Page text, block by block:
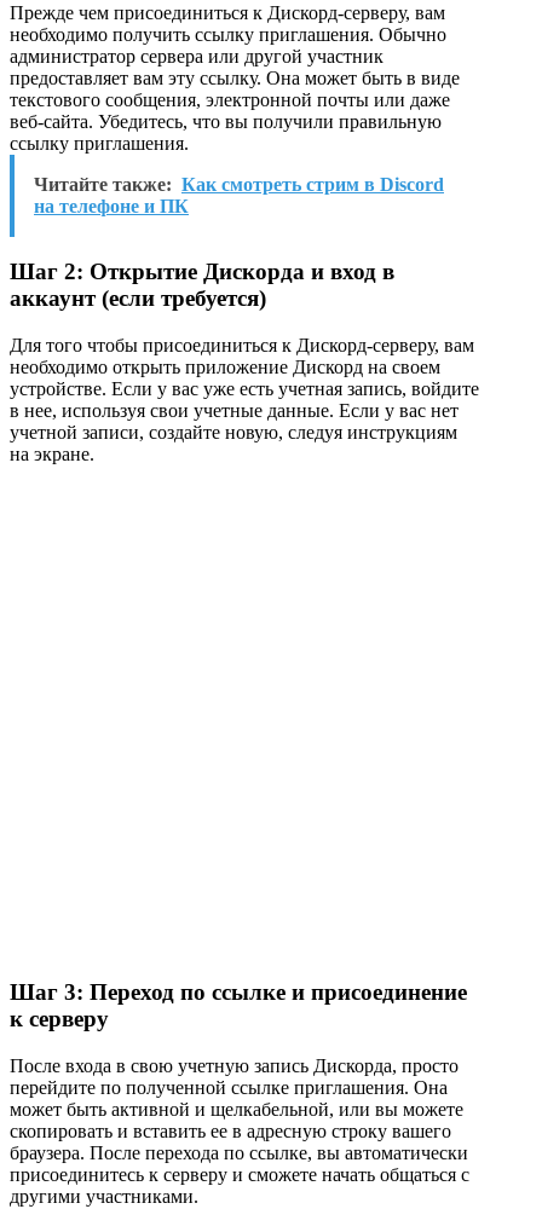
Прежде чем присоединиться к Дискорд-серверу, вам
необходимо получить ссылку приглашения. Обычно
администратор сервера или другой участник
предоставляет вам эту ссылку. Она может быть в виде
текстового сообщения, электронной почты или даже
веб-сайта. Убедитесь, что вы получили правильную
ссылку приглашения.
Читайте также: Как смотреть стрим в Discord
на телефоне и ПК
Шаг 2: Открытие Дискорда и вход в
аккаунт (если требуется)
Для того чтобы присоединиться к Дискорд-серверу, вам
необходимо открыть приложение Дискорд на своем
устройстве. Если у вас уже есть учетная запись, войдите
в нее, используя свои учетные данные. Если у вас нет
учетной записи, создайте новую, следуя инструкциям
на экране.
Шаг 3: Переход по ссылке и присоединение
к серверу
После входа в свою учетную запись Дискорда, просто
перейдите по полученной ссылке приглашения. Она
может быть активной и щелкабельной, или вы можете
скопировать и вставить ее в адресную строку вашего
браузера. После перехода по ссылке, вы автоматически
присоединитесь к серверу и сможете начать общаться с
другими участниками.